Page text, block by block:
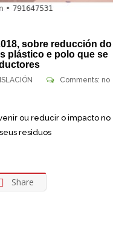
sobre reducción do
plástico e polo que se
Comments: no
ou reducir o impacto no
residuos
Share